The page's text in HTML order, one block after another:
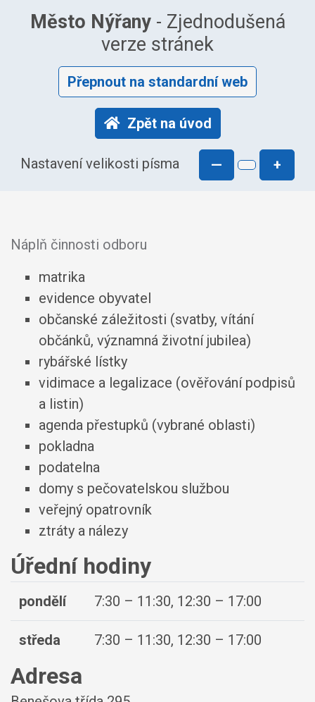
Město Nýřany- Zjednodušená
verze stránek
Přepnout na standardní web
Zpět na úvod
Nastavení velikosti písma — +
Náplň činnosti odboru
matrika
evidence obyvatel
občanské záležitosti (svatby, vítání
občánků, významná životní jubilea)
rybářské lístky
vidimace a legalizace (ověřování podpisů
a listin)
agenda přestupků (vybrané oblasti)
pokladna
podatelna
domy s pečovatelskou službou
veřejný opatrovník
ztráty a nálezy
Úřední hodiny
pondělí 7:30 – 11:30, 12:30 – 17:00
středa 7:30 – 11:30, 12:30 – 17:00
Adresa